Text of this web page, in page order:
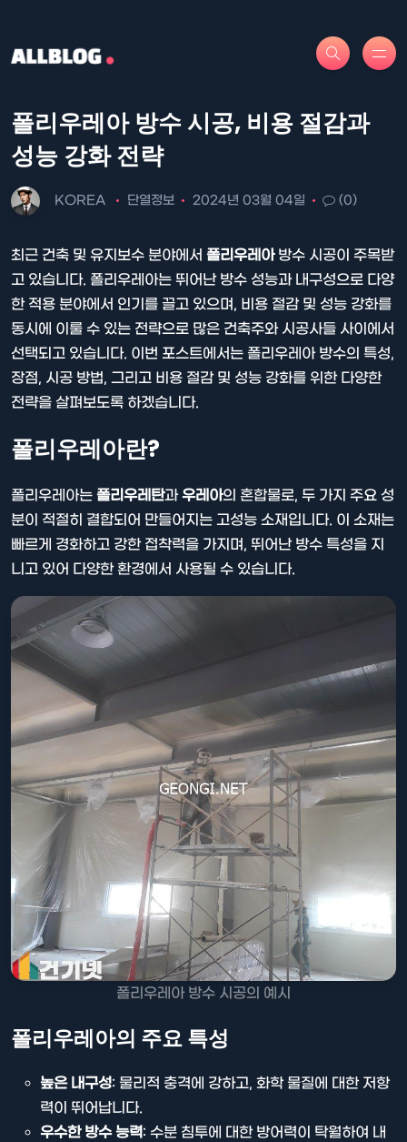
폴리우레아 방수 시공, 비용 절감과
성능 강화 전략
KOREA 단열정보 2024년 03월 04일 (0)
최근 건축 및 유지보수 분야에서 폴리우레아방수 시공이 주목받
고 있습니다. 폴리우레아는 뛰어난 방수 성능과 내구성으로 다양
한 적용 분야에서 인기를 끌고 있으며, 비용 절감 및 성능 강화를
동시에 이룰 수 있는 전략으로 많은 건축주와 시공사들 사이에서
선택되고 있습니다. 이번 포스트에서는 폴리우레아 방수의 특성,
장점, 시공 방법, 그리고 비용 절감 및 성능 강화를 위한 다양한
전략을 살펴보도록 하겠습니다.
폴리우레아란?
폴리우레아는 폴리우레탄과우레아의 혼합물로, 두 가지 주요 성
분이 적절히 결합되어 만들어지는 고성능 소재입니다. 이 소재는
빠르게 경화하고 강한 접착력을 가지며, 뛰어난 방수 특성을 지
니고 있어 다양한 환경에서 사용될 수 있습니다.
폴리우레아 방수 시공의 예시
폴리우레아의 주요 특성
높은 내구성: 물리적 충격에 강하고, 화학 물질에 대한 저항
력이 뛰어납니다.
우수한 방수 능력: 수분 침투에 대한 방어력이 탁월하여 내